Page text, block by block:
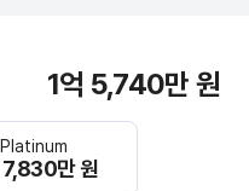
1억 5,740만 원
Platinum
7,830만 원